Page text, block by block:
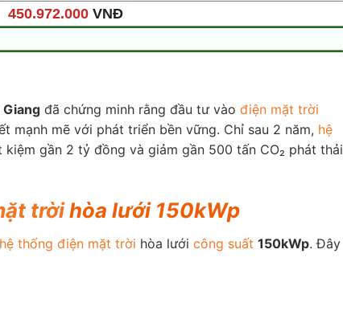
450.972.000 VNĐ
Giang đã chứng minh rằng đầu tư vào điện mặt trời
mạnh mẽ với phát triển bền vững. Chỉ sau 2 năm, hệ
gần 2 tỷ đồng và giảm gần 500 tấn CO₂ phát thải
trờihòa lưới 150kWp
hệ thống điện mặt trời hòa lưới công suất 150kWp. Đây